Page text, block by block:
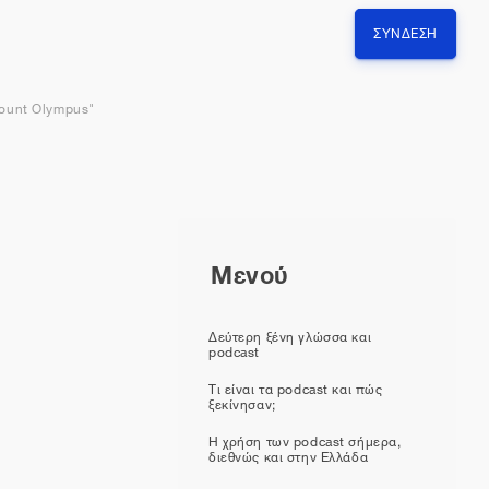
ΣΎΝΔΕΣΗ
Olympus"
Μενού
Δεύτερη ξένη γλώσσα και
podcast
Τι είναι τα podcast και πώς
ξεκίνησαν;
Η χρήση των podcast σήμερα,
διεθνώς και στην Ελλάδα